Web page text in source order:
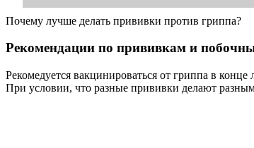
Почему лучше делать прививки против гриппа?
Рекомендации по прививкам и
Рекомедуется вакцинироваться от гриппа в
При условии, что разные прививки делают